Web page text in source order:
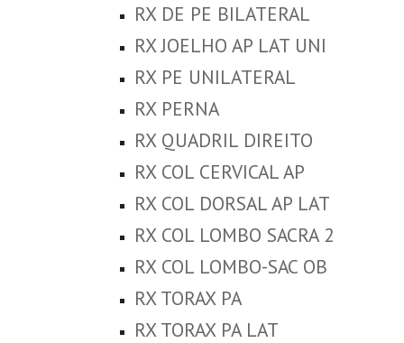
RX DE PE BILATERAL
RX JOELHO AP LAT UNI
RX PE UNILATERAL
RX PERNA
RX QUADRIL DIREITO
RX COL CERVICAL AP
RX COL DORSAL AP LAT
RX COL LOMBO SACRA 2
RX COL LOMBO-SAC OB
RX TORAX PA
RX TORAX PA LAT